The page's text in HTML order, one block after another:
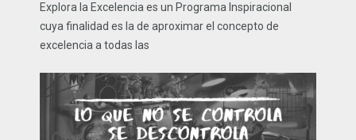
Explora la Excelencia es un Programa Inspiracional
cuya finalidad es la de aproximar el concepto de
excelencia a todas las